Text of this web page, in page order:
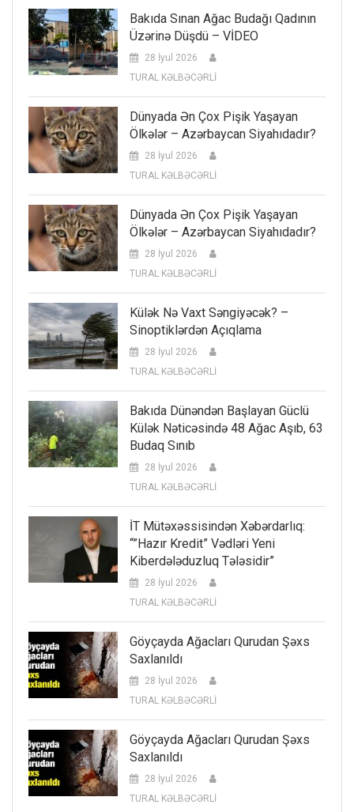
Bakıda Sınan Ağac Budağı Qadının
Üzərinə Düşdü – VİDEO
28 İyul 2026
TURAL KƏLBƏCƏRLİ
Dünyada Ən Çox Pişik Yaşayan
Ölkələr – Azərbaycan Siyahıdadır?
28 İyul 2026
TURAL KƏLBƏCƏRLİ
Dünyada Ən Çox Pişik Yaşayan
Ölkələr – Azərbaycan Siyahıdadır?
28 İyul 2026
TURAL KƏLBƏCƏRLİ
Külək Nə Vaxt Səngiyəcək? –
Sinoptiklərdən Açıqlama
28 İyul 2026
TURAL KƏLBƏCƏRLİ
Bakıda Dünəndən Başlayan Güclü
Külək Nəticəsində 48 Ağac Aşıb, 63
Budaq Sınıb
28 İyul 2026
TURAL KƏLBƏCƏRLİ
İT Mütəxəssisindən Xəbərdarlıq:
“”Hazır Kredit” Vədləri Yeni
Kiberdələduzluq Tələsidir”
28 İyul 2026
TURAL KƏLBƏCƏRLİ
Göyçayda Ağacları Qurudan Şəxs
Saxlanıldı
28 İyul 2026
TURAL KƏLBƏCƏRLİ
Göyçayda Ağacları Qurudan Şəxs
Saxlanıldı
28 İyul 2026
TURAL KƏLBƏCƏRLİ